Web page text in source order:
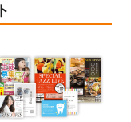
作方法3選！
ンプレート
テッカーが作成で